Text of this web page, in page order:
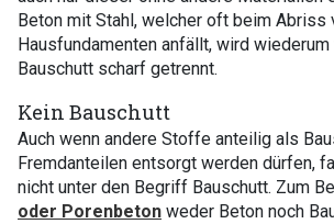
Beton mit Stahl, welcher oft beim Abriss
Hausfundamenten anfällt, wird
Bauschutt scharf getrennt.
Kein Bauschutt
Auch wenn andere Stoffe anteilig als
Fremdanteilen entsorgt werden dürfen,
nicht unter den Begriff Bauschutt. Zum
oder Porenbeton weder Beton noch